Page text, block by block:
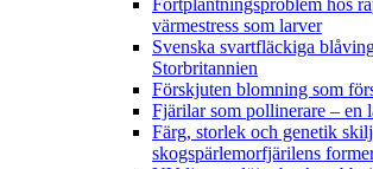
värmestress som larver
Svenska svartfläckiga
Storbritannien
Förskjuten blomning som
Fjärilar som pollinerare – en
Färg, storlek och genetik
skogspärlemorfjärilens